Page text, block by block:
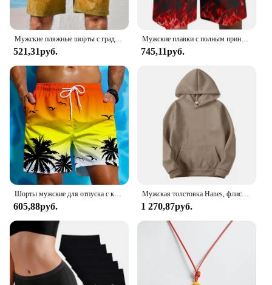
Мужские пляжные шорты с градиентным графическим рисунком, цветные пляжные шорты с 3D принтом, Летние Повседневные Шорты Для отпуска, брифы для серфинга
521,31руб.
Мужские плавки с полным принтом и огненным узором, быстросохнущие шорты с 3D принтом пламени для мужчин, шорты для пляжного серфинга, купальники
745,11руб.
605,88руб.
Мужская толстовка Hanes, флисовая толстовка EcoSmart, толстовка с капюшоном для мужчин
1 270,87руб.